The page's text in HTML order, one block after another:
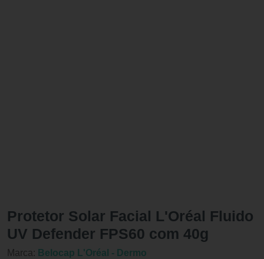
Protetor Solar Facial L'Oréal Fluido
UV Defender FPS60 com 40g
Marca: Belocap L'Oréal - Dermo